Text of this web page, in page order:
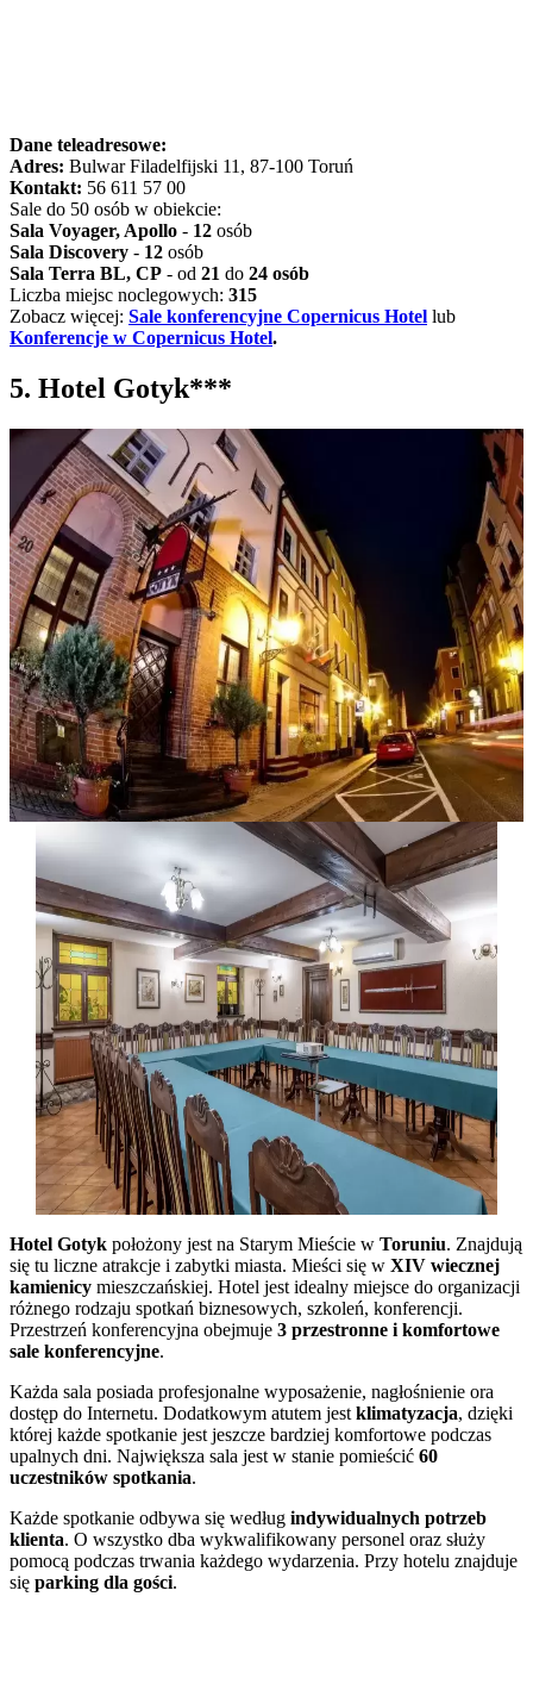
Dane teleadresowe:
Adres: Bulwar Filadelfijski 11, 87-100 Toruń
Kontakt: 56 611 57 00
Sale do 50 osób w obiekcie:
Sala Voyager, Apollo - 12 osób
Sala Discovery - 12 osób
Sala Terra BL, CP - od 21 do 24 osób
Liczba miejsc noclegowych: 315
Zobacz więcej: Sale konferencyjne Copernicus Hotel lub
Konferencje w Copernicus Hotel.
5. Hotel Gotyk***
Hotel Gotyk położony jest na Starym Mieście w Toruniu. Znajdują
się tu liczne atrakcje i zabytki miasta. Mieści się w XIV wiecznej
kamienicy mieszczańskiej. Hotel jest idealny miejsce do organizacji
różnego rodzaju spotkań biznesowych, szkoleń, konferencji.
Przestrzeń konferencyjna obejmuje 3 przestronne i komfortowe
sale konferencyjne.
Każda sala posiada profesjonalne wyposażenie, nagłośnienie ora
dostęp do Internetu. Dodatkowym atutem jest klimatyzacja, dzięki
której każde spotkanie jest jeszcze bardziej komfortowe podczas
upalnych dni. Największa sala jest w stanie pomieścić 60
uczestników spotkania.
Każde spotkanie odbywa się według indywidualnych potrzeb
klienta. O wszystko dba wykwalifikowany personel oraz służy
pomocą podczas trwania każdego wydarzenia. Przy hotelu znajduje
się parking dla gości.